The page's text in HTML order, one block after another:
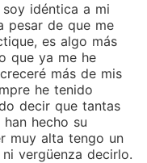
idéntica a mi
pesar de que me
es algo más
que ya me he
más de mis
he tenido
decir que tantas
hecho su
muy alta tengo un
vergüenza decirlo.